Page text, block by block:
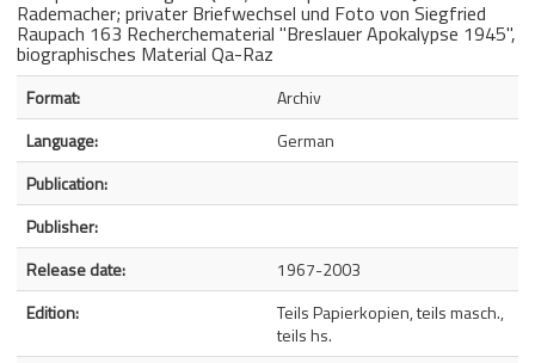
Rademacher; privater Briefwechsel und Foto von Siegfried
Raupach 163 Recherchematerial "Breslauer Apokalypse 1945",
biographisches Material Qa-Raz
Bibliographic Details
Format:
Archiv
Language:
German
Publication:
Publisher:
Release date:
1967-2003
Edition:
Teils Papierkopien, teils masch.,
teils hs.